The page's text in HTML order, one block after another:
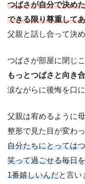
つばさが自分で決め
できる限り尊重して
父親と話し合って決
つばさが部屋に閉じ
もっとつばさと向き
涙ながらに後悔を口に
父親は宥めるように
整形で見た目が変わ
自分たちにとっては
笑って過ごせる毎日
1番嬉しいんだと言い